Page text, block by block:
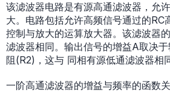
该滤波器电路是有源高通滤波器，允
大。电路包括允许高频信号通过的RC
控制与放大的运算放大器。该滤波器
滤波器相同。输出信号的增益A取决
阻(R2)，这与 同相有源低通滤波器相同
一阶高通滤波器的增益与频率的函数关